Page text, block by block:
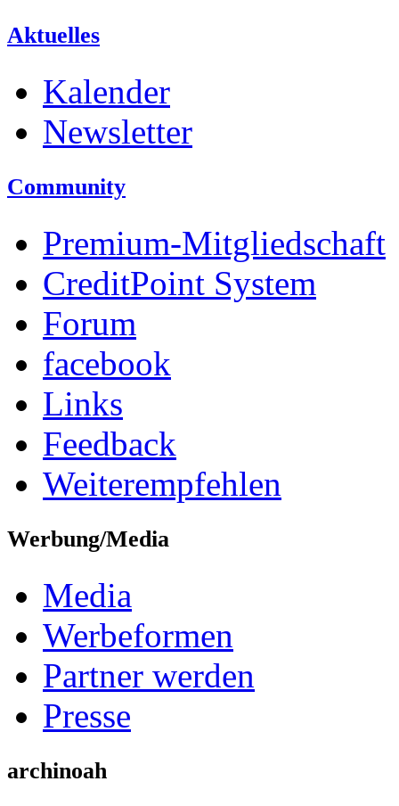
Aktuelles
Kalender
Newsletter
Community
Premium-Mitgliedschaft
CreditPoint System
Forum
facebook
Links
Feedback
Weiterempfehlen
Werbung/Media
Media
Werbeformen
Partner werden
Presse
archinoah